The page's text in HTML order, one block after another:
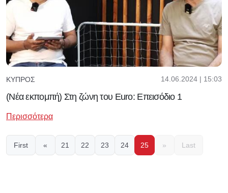
ΚΎΠΡΟΣ 14.06.2024 | 15:03
(Νέα εκπομπή) Στη ζώνη του Euro: Επεισόδιο 1
Περισσότερα
First « 21 22 23 24 25 » Last